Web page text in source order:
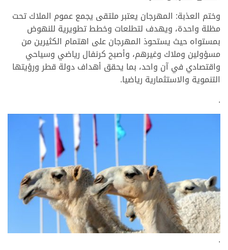
وختم العذبة: المهرجان يعتبر ملتقى يجمع عموم الملاك تحت
مظلة واحدة، ويهدف لتطلعات وخطط تطويرية للنهوض
بمستواه حيث يستحوذ المهرجان على اهتمام الكثيرين من
مسؤولين وملاك وغيرهم، وأصبح كرنفال رياضي وسياحي
واقتصادي في آن واحد، بما يحقق أهداف دولة قطر ورؤيتها
التنموية والاستثمارية رياضيا.
.
.